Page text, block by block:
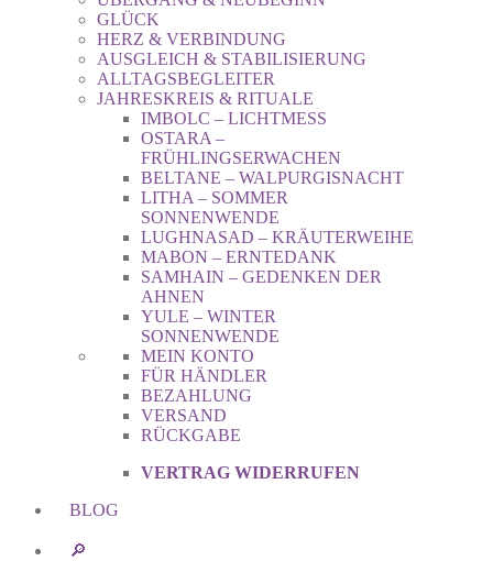
GLÜCK
HERZ & VERBINDUNG
AUSGLEICH & STABILISIERUNG
ALLTAGSBEGLEITER
JAHRESKREIS & RITUALE
IMBOLC – LICHTMESS
OSTARA –
FRÜHLINGSERWACHEN
BELTANE – WALPURGISNACHT
LITHA – SOMMER
SONNENWENDE
LUGHNASAD – KRÄUTERWEIHE
MABON – ERNTEDANK
SAMHAIN – GEDENKEN DER
AHNEN
YULE – WINTER
SONNENWENDE
MEIN KONTO
FÜR HÄNDLER
BEZAHLUNG
VERSAND
RÜCKGABE
VERTRAG WIDERRUFEN
BLOG
🔎︎